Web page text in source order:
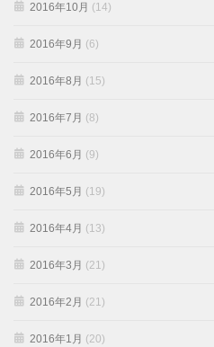
2016年10月 (14)
2016年9月 (6)
2016年8月 (15)
2016年7月 (8)
2016年6月 (9)
2016年5月 (19)
2016年4月 (13)
2016年3月 (21)
2016年2月 (21)
2016年1月 (20)